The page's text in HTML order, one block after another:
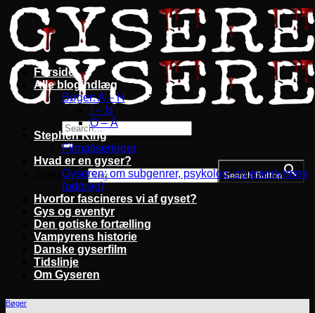
Fortsæt
til
indhold
Search for: Search Button
Forside
Alle blogindlæg
Bøger: A – H
I – N
O – Å
Stephen King
Filmatiseringer
Hvad er en gyser?
Gyseren: om subgenrer, psykologi og eventyrtræk
(uddrag)
Hvorfor fascineres vi af gyset?
Gys og eventyr
Den gotiske fortælling
Vampyrens historie
Danske gyserfilm
Tidslinje
Om Gyseren
Bøger